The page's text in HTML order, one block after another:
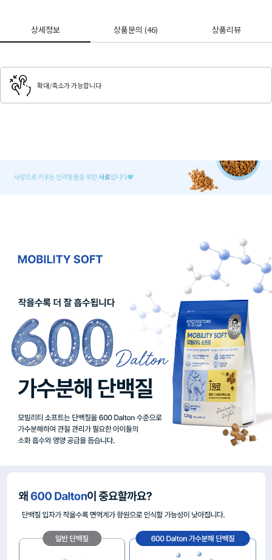
상세정보 상품문의(46) 상품리뷰
확대/축소가 가능합니다